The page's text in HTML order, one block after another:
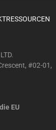
#02-01,
EU